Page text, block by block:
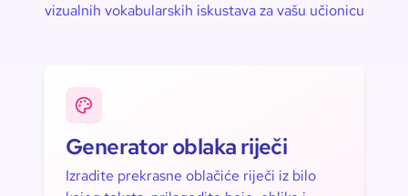
vizualnih vokabularskih iskustava za vašu učionicu
Generator oblaka riječi
Izradite prekrasne oblačiće riječi iz bilo